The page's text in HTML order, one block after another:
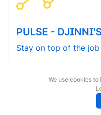
PULSE -
Stay on top of the job
We use cookies